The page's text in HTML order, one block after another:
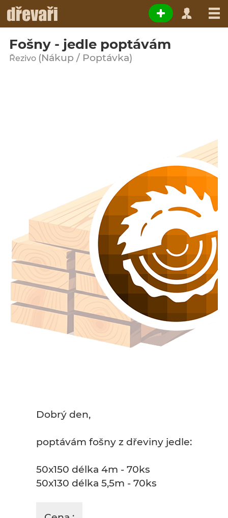
Fošny - jedle poptávám
Řezivo (Nákup / Poptávka)
Dobrý den,
poptávám fošny z dřeviny jedle:
50x150 délka 4m - 70ks
50x130 délka 5,5m - 70ks